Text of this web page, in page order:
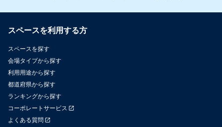
スペースを利用する方
スペースを探す
会場タイプから探す
利用用途から探す
都道府県から探す
ランキングから探す
コーポレートサービス
よくある質問